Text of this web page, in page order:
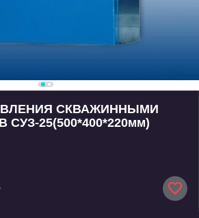
СКВАЖИННЫМИ
25(500*400*220мм)